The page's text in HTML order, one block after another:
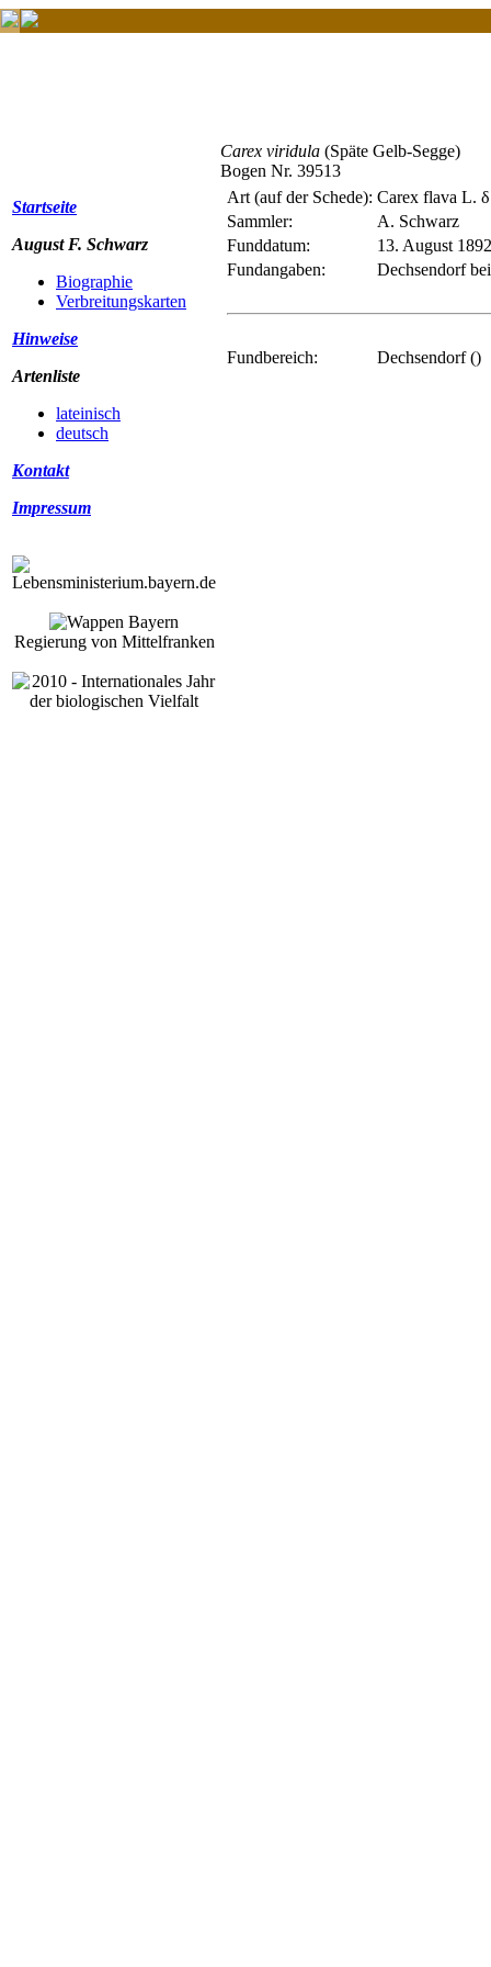
Startseite
August F. Schwarz
Biographie
Verbreitungskarten
Hinweise
Artenliste
lateinisch
deutsch
Kontakt
Impressum
Regierung von Mittelfranken
Carex viridula (Späte Gelb-Segge)
Bogen Nr. 39513
Art (auf der Schede): Carex flava L.
Sammler:
A. Schwarz
Funddatum:
13. August 1892
Fundangaben:
Dechsendorf
Fundbereich: Dechsendorf ()